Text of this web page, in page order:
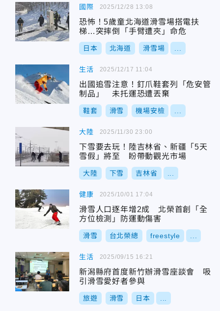
國際
恐怖！5歲童北海道滑雪場搭電扶
梯…突摔倒「手臂遭夾」命危
日本 北海道 滑雪場
2025/12/28 13:08
生活
出國追雪注意！釘爪鞋套列「危安管
制品」 未托運恐遭丟棄
鞋套 滑雪 機場安檢
2025/12/17 11:04
大陸
下雪要去玩！陸吉林省、新疆「5天
雪假」將至 盼帶動觀光市場
大陸 下雪 吉林省
2025/11/30 23:00
健康
滑雪人口逐年增2成 北榮首創「全
方位檢測」防運動傷害
滑雪 台北榮總 freestyle
2025/10/01 17:04
生活
新潟縣府首度新竹辦滑雪座談會 吸
引滑雪愛好者參與
旅遊 滑雪 日本
2025/09/15 16:21